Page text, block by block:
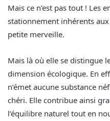
Mais ce n’est pas tout ! Les
stationnement inhérents
petite merveille.
Mais là où elle se distingue
dimension écologique. En
n’émet aucune substance
chéri. Elle contribue ainsi
l’équilibre naturel tout en